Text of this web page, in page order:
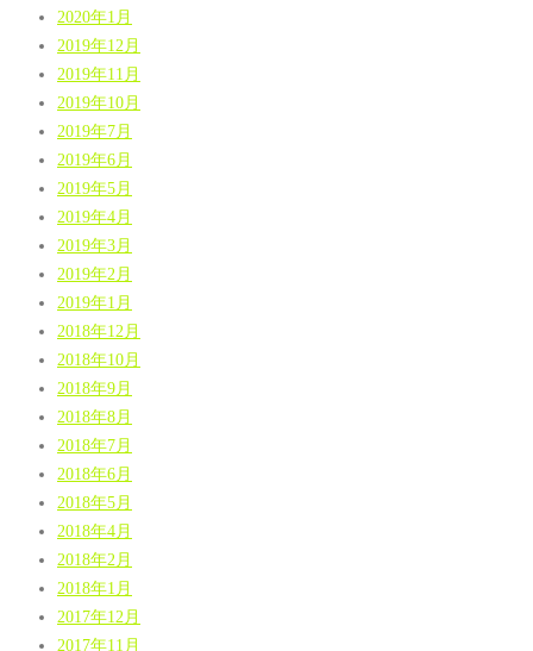
2020年1月
2019年12月
2019年11月
2019年10月
2019年7月
2019年6月
2019年5月
2019年4月
2019年3月
2019年2月
2019年1月
2018年12月
2018年10月
2018年9月
2018年8月
2018年7月
2018年6月
2018年5月
2018年4月
2018年2月
2018年1月
2017年12月
2017年11月